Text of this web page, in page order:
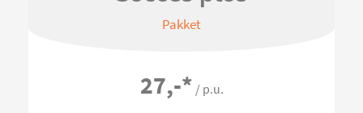
Pakket
27,-* / p.u.